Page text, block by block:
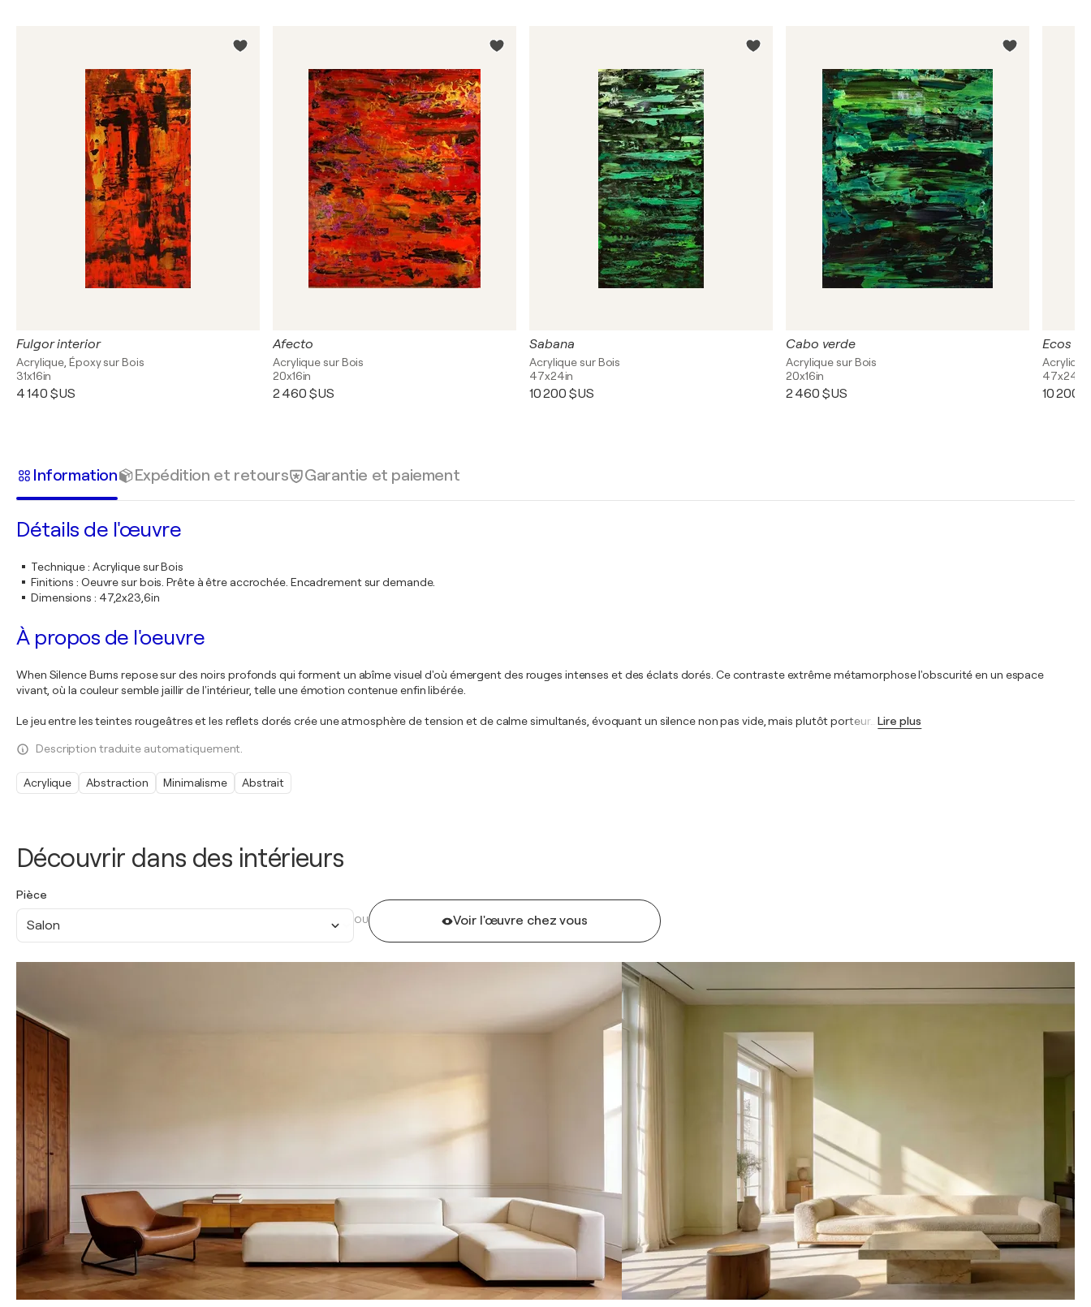
Découvrir dans des intérieurs
Pièce
Salon OU Voir l'œuvre chez vous
Fulgor interior
Acrylique, Époxy sur Bois
31x16in
4 140 $US
Afecto
Acrylique sur Bois
20x16in
2 460 $US
Sabana
Acrylique sur Bois
47x24in
10 200 $US
Cabo verde
Acrylique sur Bois
20x16in
2 460 $US
Ecos
47x24in
10 200
Information Expédition et retours Garantie et paiement
Détails de l'œuvre
Technique: Acrylique sur Bois
Finitions : Oeuvre sur bois. Prête à être accrochée. Encadrement sur demande.
Dimensions : 47,2x23,6in
À propos de l'oeuvre
When Silence Burns repose sur des noirs profonds qui forment un abîme visuel d'où émergent des rouges intenses et des éclats dorés. Ce contraste extrême métamorphose l'obscurité en un espace
vivant, où la couleur semble jaillir de l'intérieur, telle une émotion contenue enfin libérée.
Le jeu entre les teintes rougeâtres et les reflets dorés crée une atmosphère de tension et de calme simultanés, évoquant un silence non pas vide, mais plutôt porteur… Lire plus
Description traduite automatiquement.
Acrylique Abstraction Minimalisme Abstrait